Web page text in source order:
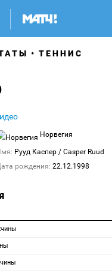
ТЕННИС
Норвегия
Рууд Каспер / Casper Ruud
рождения: 22.12.1998